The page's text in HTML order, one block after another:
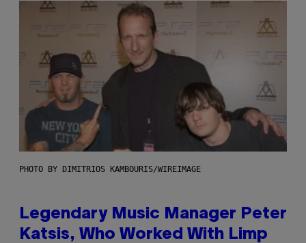
PHOTO BY DIMITRIOS KAMBOURIS/WIREIMAGE
Legendary Music Manager Peter
Katsis, Who Worked With Limp